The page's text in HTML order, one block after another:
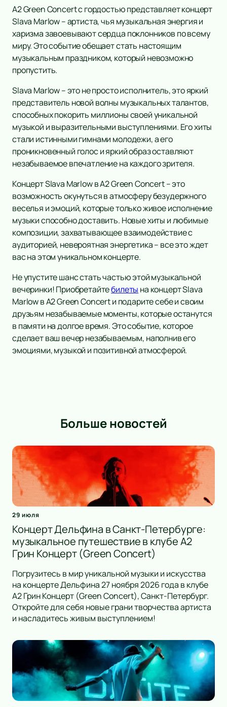
А2 Green Concert с гордостью представляет концерт
Slava Marlow – артиста, чья музыкальная энергия и
харизма завоевывают сердца поклонников по всему
миру. Это событие обещает стать настоящим
музыкальным праздником, который невозможно
пропустить.
Slava Marlow – это не просто исполнитель, это яркий
представитель новой волны музыкальных талантов,
способных покорить миллионы своей уникальной
музыкой и выразительными выступлениями. Его хиты
стали истинными гимнами молодежи, а его
проникновенный голос и яркий образ оставляют
незабываемое впечатление на каждого зрителя.
Концерт Slava Marlow в А2 Green Concert – это
возможность окунуться в атмосферу безудержного
веселья и эмоций, которые только живое исполнение
музыки способно доставить. Новые хиты и любимые
композиции, захватывающее взаимодействие с
аудиторией, невероятная энергетика – все это ждет
вас на этом уникальном концерте.
Не упустите шанс стать частью этой музыкальной
вечеринки! Приобретайтебилеты на концерт Slava
Marlow в А2 Green Concert и подарите себе и своим
друзьям незабываемые моменты, которые останутся
в памяти на долгое время. Это событие, которое
сделает ваш вечер незабываемым, наполнив его
эмоциями, музыкой и позитивной атмосферой.
Больше новостей
29 июля
Концерт Дельфина в Санкт-Петербурге:
музыкальное путешествие в клубе А2
Грин Концерт (Green Concert)
Погрузитесь в мир уникальной музыки и искусства
на концерте Дельфина 27 ноября 2026 года в клубе
А2 Грин Концерт (Green Concert), Санкт-Петербург.
Откройте для себя новые грани творчества артиста
и насладитесь живым выступлением!